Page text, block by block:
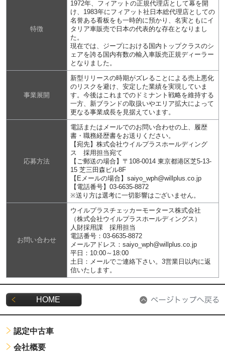
特徴
1972年、フィアットの正規代理店として幕を開
け、1983年にフィアット社日本総代理店としての
名誉ある看板をも一時的に預かり、名実ともにイ
タリア車販売で日本の代表的な存在となりまし
た。
現在では、ジープにおける国内トップクラスのシ
ェアを誇る国内有数の輸入車販売正規ディーラー
となりました。
事業展開
新型リリースの時期がズレることによる売上悪化
のリスクを避け、安定した業績を実現していま
す。今後はこれまでのドミナント戦略を維持する
一方、新ブランドの取扱いやエリア拡大によって
更なる事業成長を見据えています。
応募方法
電話またはメールでのお問い合わせの上、履歴
書・職務経歴書をお送りください。
【宛先】株式会社ウイルプラスホールディング
ス 採用担当宛て
【ご郵送の場合】〒108-0014 東京都港区芝5-13-
15 芝三田森ビル8F
【Eメールの場合】saiyo_wph@willplus.co.jp
【電話番号】03-6635-8872
※送り方は選考に一切影響はございません。
お問い合わせ
ウイルプラスチェッカーモータース株式会社
（株式会社ウイルプラスホールディングス）
人財採用課 採用担当
電話番号：03-6635-8872
メールアドレス：saiyo_wph@willplus.co.jp
平日：10:00～18:00
土日：メールでご連絡下さい。3営業日以内に返
信いたします。
HOME
認定中古車
会社概要